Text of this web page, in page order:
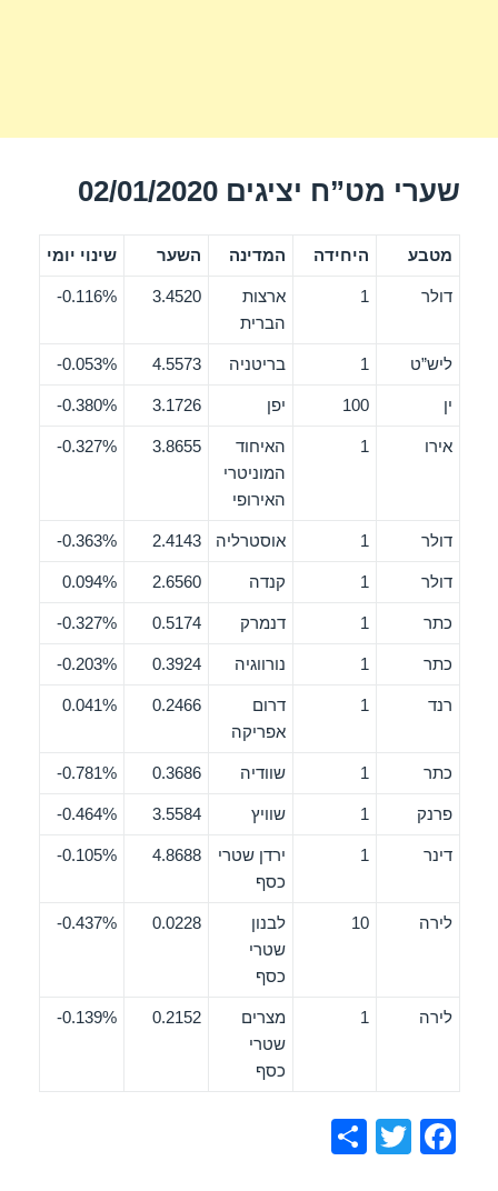
שערי מט”ח יציגים 02/01/2020
מטבע היחידה המדינה השער שינוי יומי
דולר 1
ארצות
הברית
3.4520
0.116%-
ליש”ט 1 בריטניה 4.5573
0.053%-
ין 100 יפן 3.1726
0.380%-
אירו 1
האיחוד
המוניטרי
האירופי
3.8655
0.327%-
דולר 1 אוסטרליה 2.4143
0.363%-
דולר 1 קנדה 2.6560
0.094%
כתר 1 דנמרק 0.5174
0.327%-
כתר 1 נורווגיה 0.3924
0.203%-
רנד 1
דרום
אפריקה
0.2466
0.041%
כתר 1 שוודיה 0.3686
0.781%-
פרנק 1 שוויץ 3.5584
0.464%-
דינר 1
ירדן שטרי
כסף
4.8688
0.105%-
לירה 10
לבנון
שטרי
כסף
0.0228
0.437%-
לירה 1
מצרים
שטרי
כסף
0.2152
0.139%-
F
T